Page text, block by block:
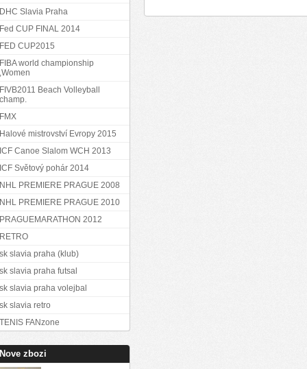
DHC Slavia Praha
Fed CUP FINAL 2014
FED CUP2015
FIBA world championship
,Women
FIVB2011 Beach Volleyball
champ.
FMX
Halové mistrovství Evropy 2015
ICF Canoe Slalom WCH 2013
ICF Světový pohár 2014
NHL PREMIERE PRAGUE 2008
NHL PREMIERE PRAGUE 2010
PRAGUEMARATHON 2012
RETRO
sk slavia praha (klub)
sk slavia praha futsal
sk slavia praha volejbal
sk slavia retro
TENIS FANzone
Nove zbozi